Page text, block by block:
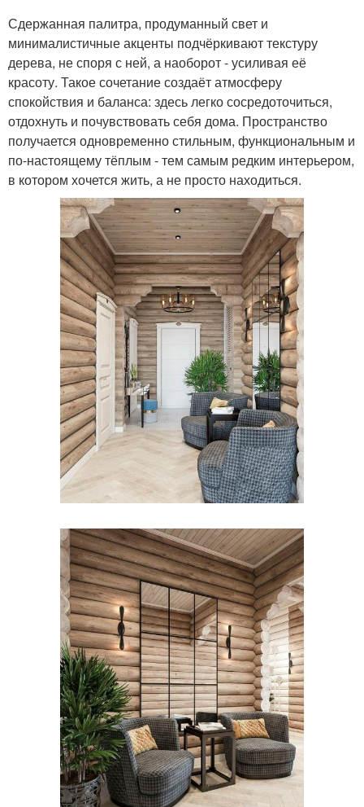
Сдержанная палитра, продуманный свет и
минималистичные акценты подчёркивают текстуру
дерева, не споря с ней, а наоборот - усиливая её
красоту. Такое сочетание создаёт атмосферу
спокойствия и баланса: здесь легко сосредоточиться,
отдохнуть и почувствовать себя дома. Пространство
получается одновременно стильным, функциональным и
по-настоящему тёплым - тем самым редким интерьером,
в котором хочется жить, а не просто находиться.